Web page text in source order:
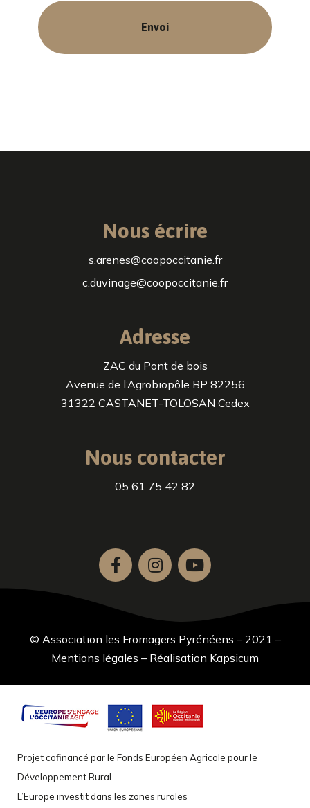
Nous écrire
s.arenes@coopoccitanie.fr
c.duvinage@coopoccitanie.fr
Adresse
ZAC du Pont de bois
Avenue de l’Agrobiopôle BP 82256
31322 CASTANET-TOLOSAN Cedex
Nous contacter
05 61 75 42 82
© Association les Fromagers Pyrénéens – 2021 –
Mentions légales – Réalisation Kapsicum
Projet cofinancé par le Fonds Européen Agricole pour le
Développement Rural.
L’Europe investit dans les zones rurales